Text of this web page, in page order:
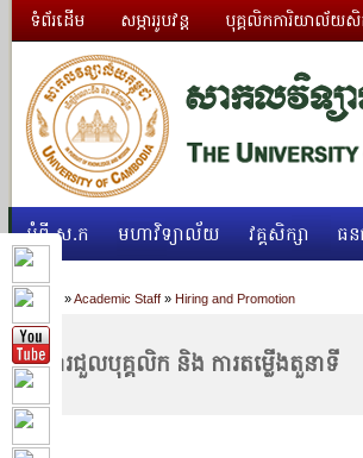
ទំព័រដើម សម្ភាររូបវន្ត បុគ្គលិកការិយាល័យសិ
អំពី ស.ក មហាវិទ្យាល័យ វគ្គសិក្សា ធន
Home »Academic Staff » Hiring and Promotion
ការជួលបុគ្គលិក និង ការតម្លើងតួនាទី